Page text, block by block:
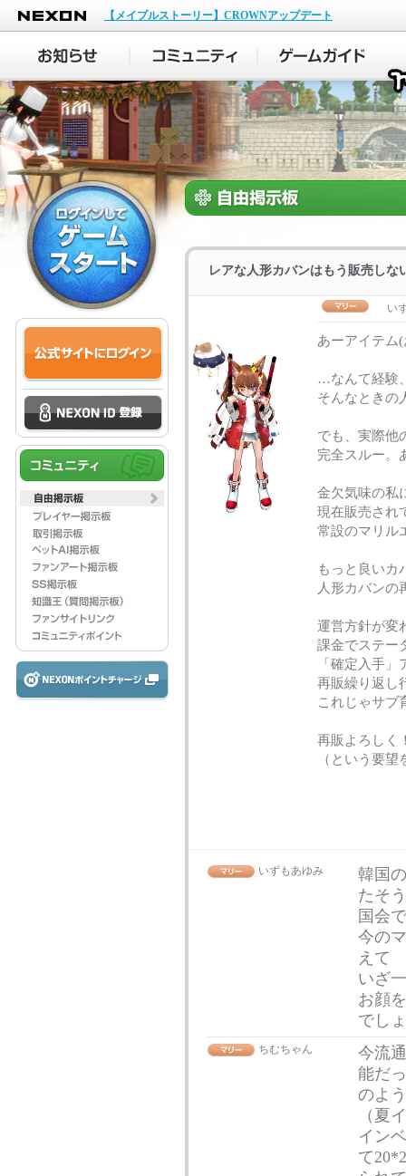
NEXON
【メイプルストーリー】CROWNアップデート
レアな人形カバンはもう販売しな
い
あーアイテム
…なんて経験
そんなときの
でも、実際他
完全スルー。
金欠気味の私
現在販売され
常設のマリル
もっと良いカ
人形カバンの
運営方針が変
課金でステー
「確定入手
再販繰り返し
これじゃサブ
再販よろしく
（という要
いずもあゆみ
韓国
たそ
国会
今の
えて
いざ
お顔
でし
ちむちゃん
今流
能だ
のよ
（夏
イン
て